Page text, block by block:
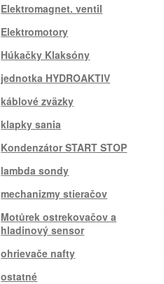
Elektromagnet. ventil
Elektromotory
Húkačky Klaksóny
jednotka HYDROAKTIV
káblové zväzky
klapky sania
Kondenzátor START STOP
lambda sondy
mechanizmy stieračov
Motůrek ostrekovačov a
hladinový sensor
ohrievače nafty
ostatné